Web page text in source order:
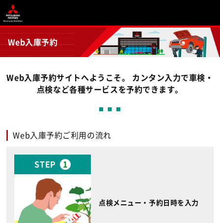
Web入庫予約
Web入庫予約サイトへようこそ。 カンタン入力で車検・
点検など各種サービスを予約できます。
Web入庫予約ご利用の流れ
STEP 1
点検メニュー・予約日時を入力